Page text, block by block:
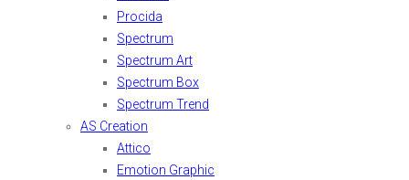
Procida
Spectrum
Spectrum Art
Spectrum Box
Spectrum Trend
AS Creation
Attico
Emotion Graphic